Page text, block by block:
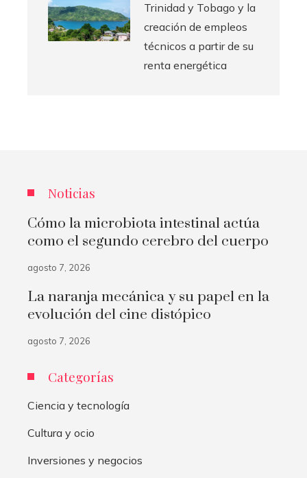
Trinidad y Tobago y la
creación de empleos
técnicos a partir de su
renta energética
Noticias
Cómo la microbiota intestinal actúa
como el segundo cerebro del cuerpo
agosto 7, 2026
La naranja mecánica y su papel en la
evolución del cine distópico
agosto 7, 2026
Categorías
Ciencia y tecnología
Cultura y ocio
Inversiones y negocios